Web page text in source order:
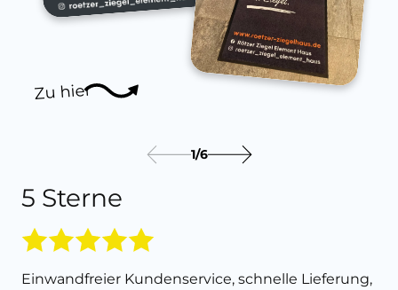
Zu hier
5 Sterne
Einwandfreier Kundenservice, schnelle Lieferung,
1/6